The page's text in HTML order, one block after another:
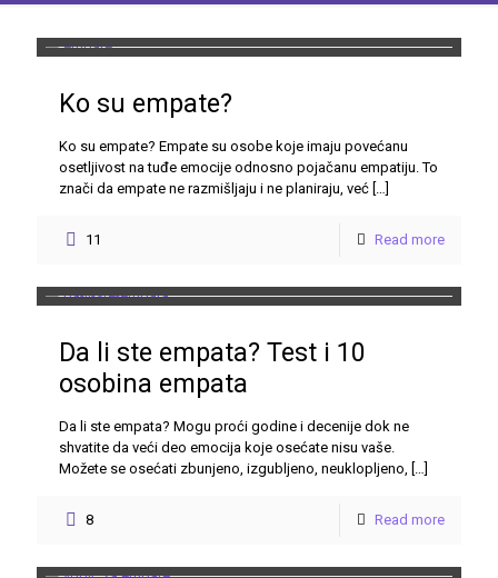
Ko su empate?
Ko su empate? Empate su osobe koje imaju povećanu
osetljivost na tuđe emocije odnosno pojačanu empatiju. To
znači da empate ne razmišljaju i ne planiraju, već […]
11 Read more
Da li ste empata? Test i 10
osobina empata
Da li ste empata? Mogu proći godine i decenije dok ne
shvatite da veći deo emocija koje osećate nisu vaše.
Možete se osećati zbunjeno, izgubljeno, neuklopljeno, […]
8 Read more